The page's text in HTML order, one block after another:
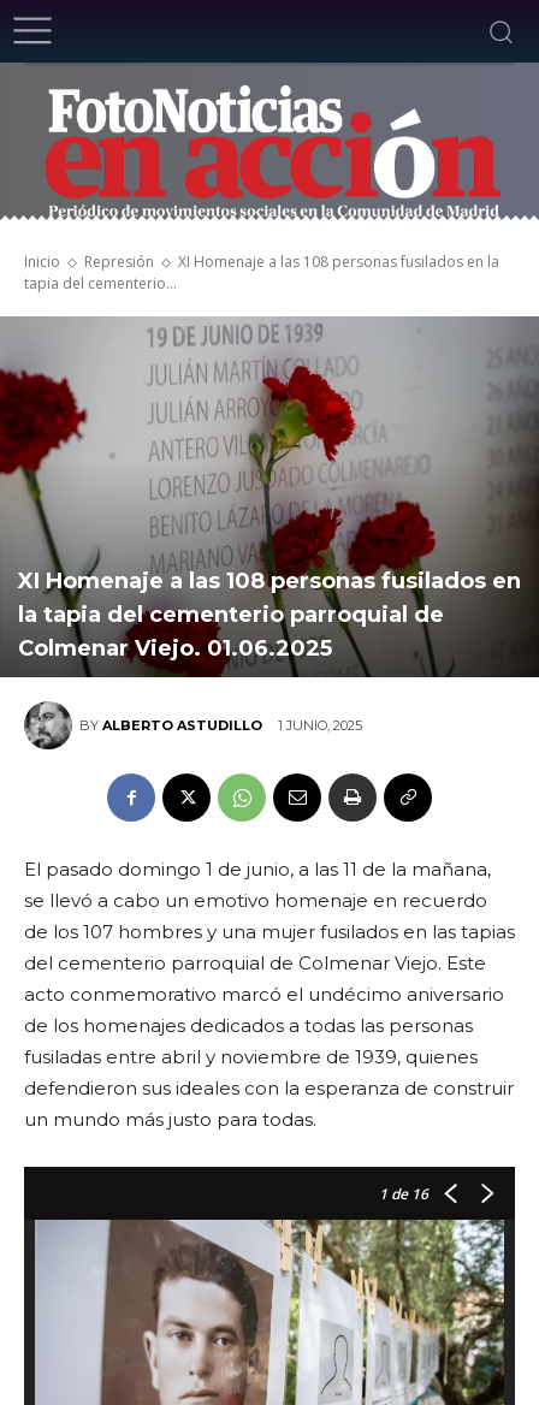
Inicio Represión
XI Homenaje a las 108 personas fusilados en la
tapia del cementerio...
XI Homenaje a las 108 personas fusilados en
la tapia del cementerio parroquial de
Colmenar Viejo. 01.06.2025
BY ALBERTO ASTUDILLO 1 JUNIO, 2025
El pasado domingo 1 de junio, a las 11 de la mañana,
se llevó a cabo un emotivo homenaje en recuerdo
de los 107 hombres y una mujer fusilados en las tapias
del cementerio parroquial de Colmenar Viejo. Este
acto conmemorativo marcó el undécimo aniversario
de los homenajes dedicados a todas las personas
fusiladas entre abril y noviembre de 1939, quienes
defendieron sus ideales con la esperanza de construir
un mundo más justo para todas.
1 de 16